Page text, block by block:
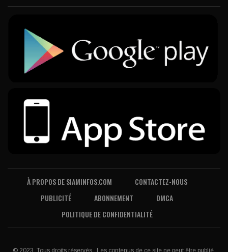
À PROPOS DE SIAMINFOS.COM
CONTACTEZ-NOUS
PUBLICITÉ
ABONNEMENT
DMCA
POLITIQUE DE CONFIDENTIALITÉ
© 2023, Tous droits réservés . Les contenus de ce site ne peut être publié,